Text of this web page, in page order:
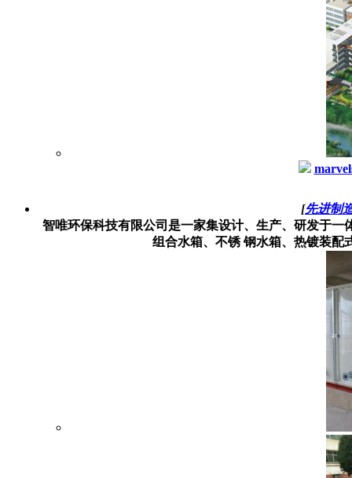
[先进制
智唯环保科技有限公司是一家集设计、生产、研发于
组合水箱、不锈 钢水箱、热镀装配